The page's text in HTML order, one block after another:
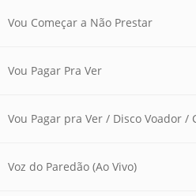
Vou Começar a Não Prestar
Vou Pagar Pra Ver
Voz do Paredão (Ao Vivo)